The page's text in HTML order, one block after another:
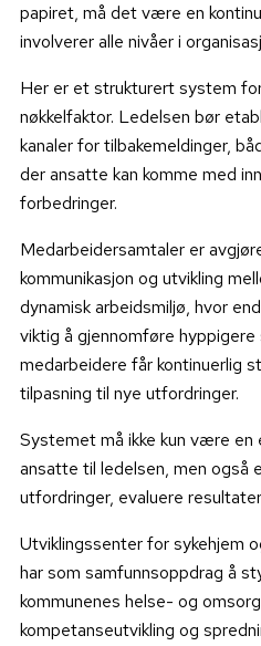
papiret, må det være en
involverer alle nivåer i
Her er et strukturert system
nøkkelfaktor. Ledelsen bør
kanaler for tilbakemeldinger,
der ansatte kan komme med
forbedringer.
Medarbeidersamtaler er
kommunikasjon og utvikling
dynamisk arbeidsmiljø, hvor
viktig å gjennomføre
medarbeidere får kontinuerlig
tilpasning til nye utfordringer.
Systemet må ikke kun være en
ansatte til ledelsen, men også
utfordringer, evaluere
Utviklingssenter for sykehjem
har som samfunnsoppdrag å
kommunenes helse- og
kompetanseutvikling og